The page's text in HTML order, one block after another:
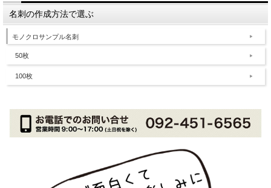
名刺の作成方法で選ぶ
モノクロサンプル名刺
50枚
100枚